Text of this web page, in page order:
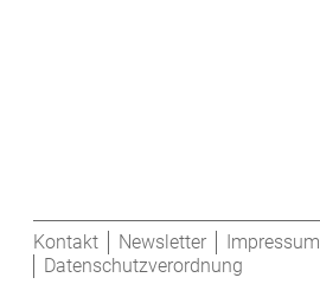
Kontakt Newsletter
Impressum
Datenschutzverordnung